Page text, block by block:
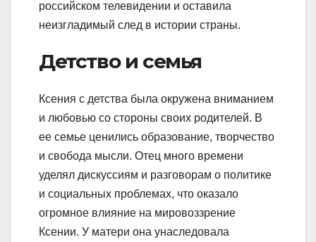
российском телевидении и оставила
неизгладимый след в истории страны.
Детство и семья
Ксения с детства была окружена вниманием
и любовью со стороны своих родителей. В
ее семье ценились образование, творчество
и свобода мысли. Отец много времени
уделял дискуссиям и разговорам о политике
и социальных проблемах, что оказало
огромное влияние на мировоззрение
Ксении. У матери она унаследовала